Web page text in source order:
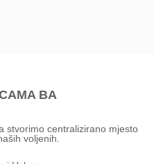
BA
stvorimo centralizirano mjesto
voljenih.